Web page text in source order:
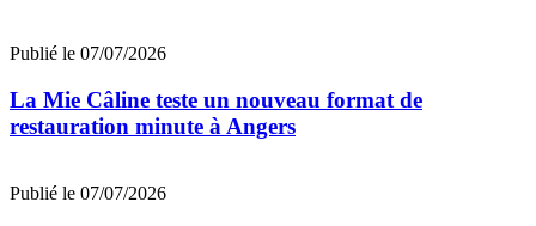
Publié le 07/07/2026
La Mie Câline teste un nouveau format de
restauration minute à Angers
Publié le 07/07/2026